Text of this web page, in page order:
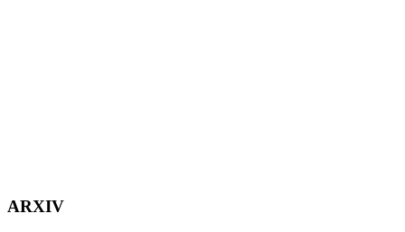
ARXIV